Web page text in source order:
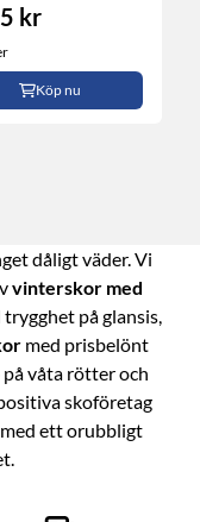
kr
Köp nu
dåligt väder. Vi
vinterskor med
på glansis,
med prisbelönt
våta rötter och
skoföretag
ett orubbligt